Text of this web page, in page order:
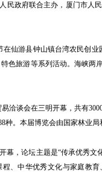
民政府联合主办，厦门市人
游县钟山镇台湾农民创业
色旅游等系列活动。海峡两
谈会在三明开幕，共有
种。本届博览会由国家林业
，论坛主题是“传承优秀文
、中华优秀文化与家庭教